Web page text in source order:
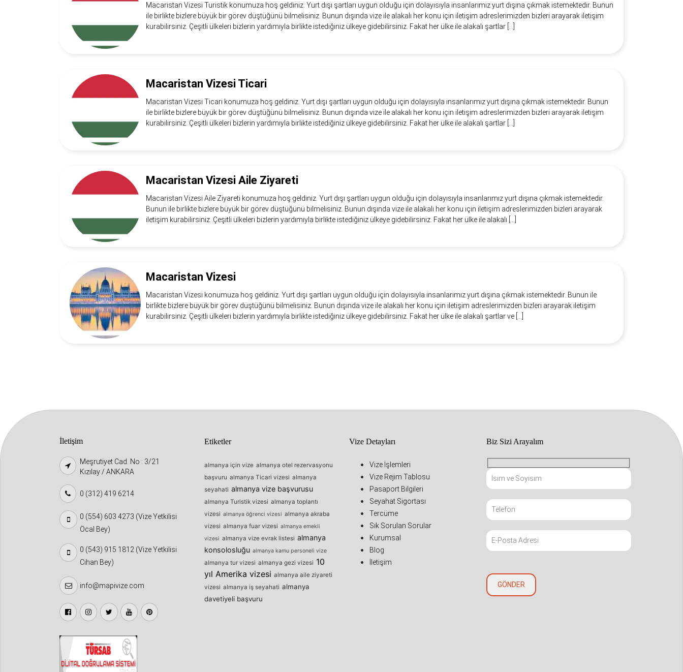
Macaristan Vizesi Turistik konumuza hoş geldiniz. Yurt dışı şartları uygun olduğu için dolayısıyla insanlarımız yurt dışına çıkmak istemektedir. Bunun
ile birlikte bizlere büyük bir görev düştüğünü bilmelisiniz. Bunun dışında vize ile alakalı her konu için iletişim adreslerimizden bizleri arayarak iletişim
kurabilirsiniz. Çeşitli ülkeleri bizlerin yardımıyla birlikte istediğiniz ülkeye gidebilirsiniz. Fakat her ülke ile alakalı şartlar […]
Macaristan Vizesi Ticari
Macaristan Vizesi Ticari konumuza hoş geldiniz. Yurt dışı şartları uygun olduğu için dolayısıyla insanlarımız yurt dışına çıkmak istemektedir. Bunun
ile birlikte bizlere büyük bir görev düştüğünü bilmelisiniz. Bunun dışında vize ile alakalı her konu için iletişim adreslerimizden bizleri arayarak iletişim
kurabilirsiniz. Çeşitli ülkeleri bizlerin yardımıyla birlikte istediğiniz ülkeye gidebilirsiniz. Fakat her ülke ile alakalı şartlar […]
Macaristan Vizesi Aile Ziyareti
Macaristan Vizesi Aile Ziyareti konumuza hoş geldiniz. Yurt dışı şartları uygun olduğu için dolayısıyla insanlarımız yurt dışına çıkmak istemektedir.
Bunun ile birlikte bizlere büyük bir görev düştüğünü bilmelisiniz. Bunun dışında vize ile alakalı her konu için iletişim adreslerimizden bizleri arayarak
iletişim kurabilirsiniz. Çeşitli ülkeleri bizlerin yardımıyla birlikte istediğiniz ülkeye gidebilirsiniz. Fakat her ülke ile alakalı […]
Macaristan Vizesi
Macaristan Vizesi konumuza hoş geldiniz. Yurt dışı şartları uygun olduğu için dolayısıyla insanlarımız yurt dışına çıkmak istemektedir. Bunun ile
birlikte bizlere büyük bir görev düştüğünü bilmelisiniz. Bunun dışında vize ile alakalı her konu için iletişim adreslerimizden bizleri arayarak iletişim
kurabilirsiniz. Çeşitli ülkeleri bizlerin yardımıyla birlikte istediğiniz ülkeye gidebilirsiniz. Fakat her ülke ile alakalı şartlar ve […]
İletişim
Meşrutiyet Cad. No : 3/21
Kızılay / ANKARA
0 (312) 419 6214
0 (554) 603 4273 (Vize Yetkilisi
Öcal Bey)
0 (543) 915 1812 (Vize Yetkilisi
Cihan Bey)
info@mapivize.com
Etiketler
almanya için vize almanya otel rezervasyonu
başvuru almanya Ticari vizesi almanya
seyahati almanya vize başvurusu
almanya Turistik vizesi almanya toplantı
vizesi almanya öğrenci vizesi almanya akraba
vizesi almanya fuar vizesi almanya emekli
vizesi almanya vize evrak listesi almanya
konsolosluğu almanya kamu personeli vize
almanya tur vizesi almanya gezi vizesi 10
yıl Amerika vizesi almanya aile ziyareti
vizesi almanya iş seyahati almanya
davetiyeli başvuru
Vize Detayları
Vize İşlemleri
Vize Rejim Tablosu
Pasaport Bilgileri
Seyahat Sigortası
Tercüme
Sık Sorulan Sorular
Kurumsal
Blog
İletişim
Biz Sizi Arayalım